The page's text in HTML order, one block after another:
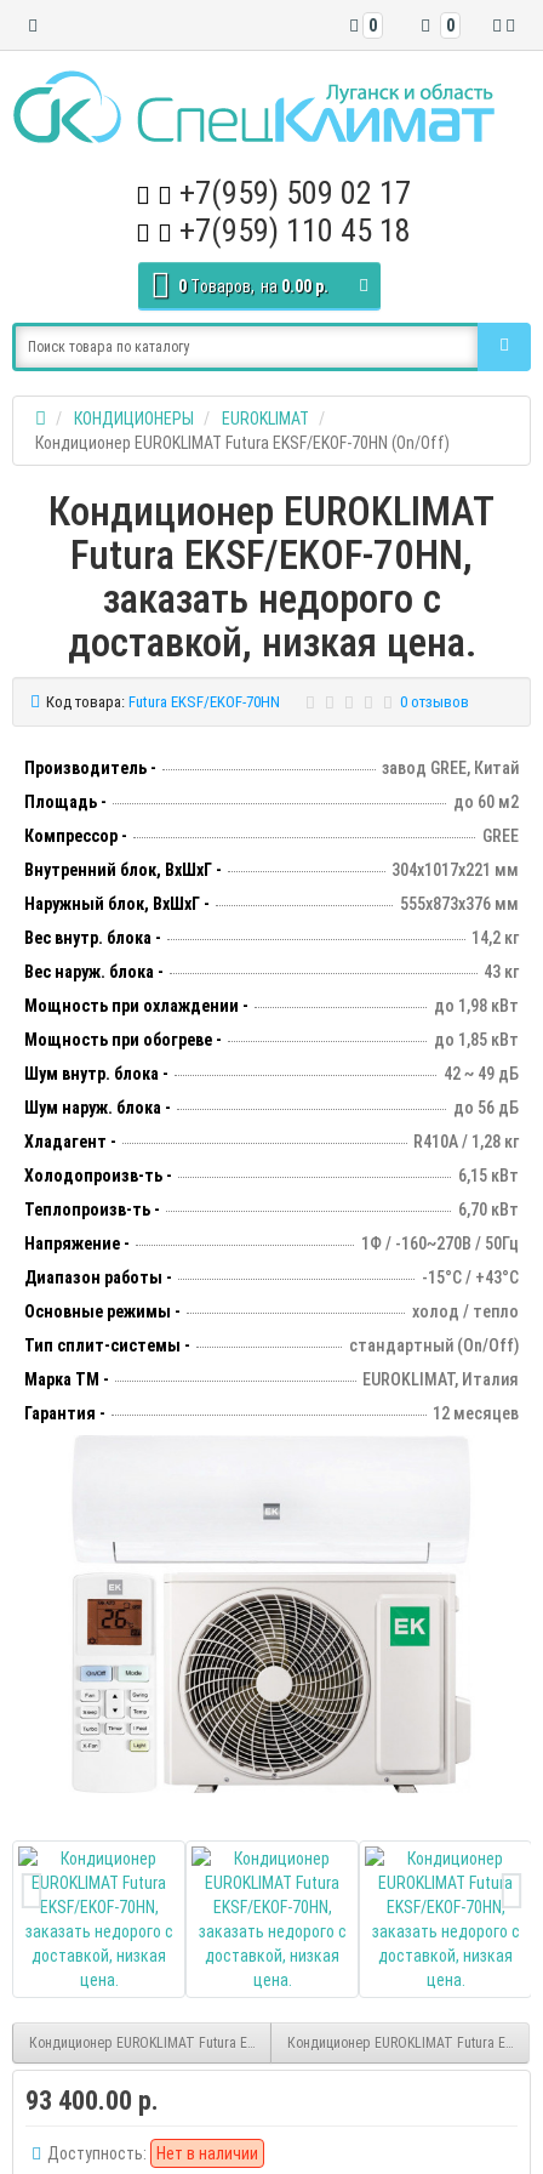
0
0
+7(959) 509 02 17
+7(959) 110 45 18
0 Tоваров, на 0.00 р.
КОНДИЦИОНЕРЫ
EUROKLIMAT
Кондиционер EUROKLIMAT Futura EKSF/EKOF-70HN (On/Off)
Кондиционер EUROKLIMAT
Futura EKSF/EKOF-70HN,
заказать недорого с
доставкой, низкая цена.
Код товара: Futura EKSF/EKOF-70HN 0 отзывов
Производитель -
завод GREE, Китай
Площадь -
до 60 м2
Компрессор -
GREE
Внутренний блок, ВхШхГ -
304х1017х221 мм
Наружный блок, ВхШхГ -
555x873х376 мм
Вес внутр. блока -
14,2 кг
Вес наруж. блока -
43 кг
Мощность при охлаждении -
до 1,98 кВт
Мощность при обогреве -
до 1,85 кВт
Шум внутр. блока -
42 ~ 49 дБ
Шум наруж. блока -
до 56 дБ
Хладагент -
R410A / 1,28 кг
Холодопроизв-ть -
6,15 кВт
Теплопроизв-ть -
6,70 кВт
Напряжение -
1Ф / -160~270В / 50Гц
Диапазон работы -
-15°С / +43°С
Основные режимы -
холод / тепло
Тип сплит-системы -
стандартный (On/Off)
Марка ТМ -
EUROKLIMAT, Италия
Гарантия -
12 месяцев
Кондиционер EUROKLIMAT Futura EKSF/EKOF-50HN (On/Off)Кондиционер EUROKLIMAT Futura EKSF/
93 400.00 р.
Доступность: Нет в наличии